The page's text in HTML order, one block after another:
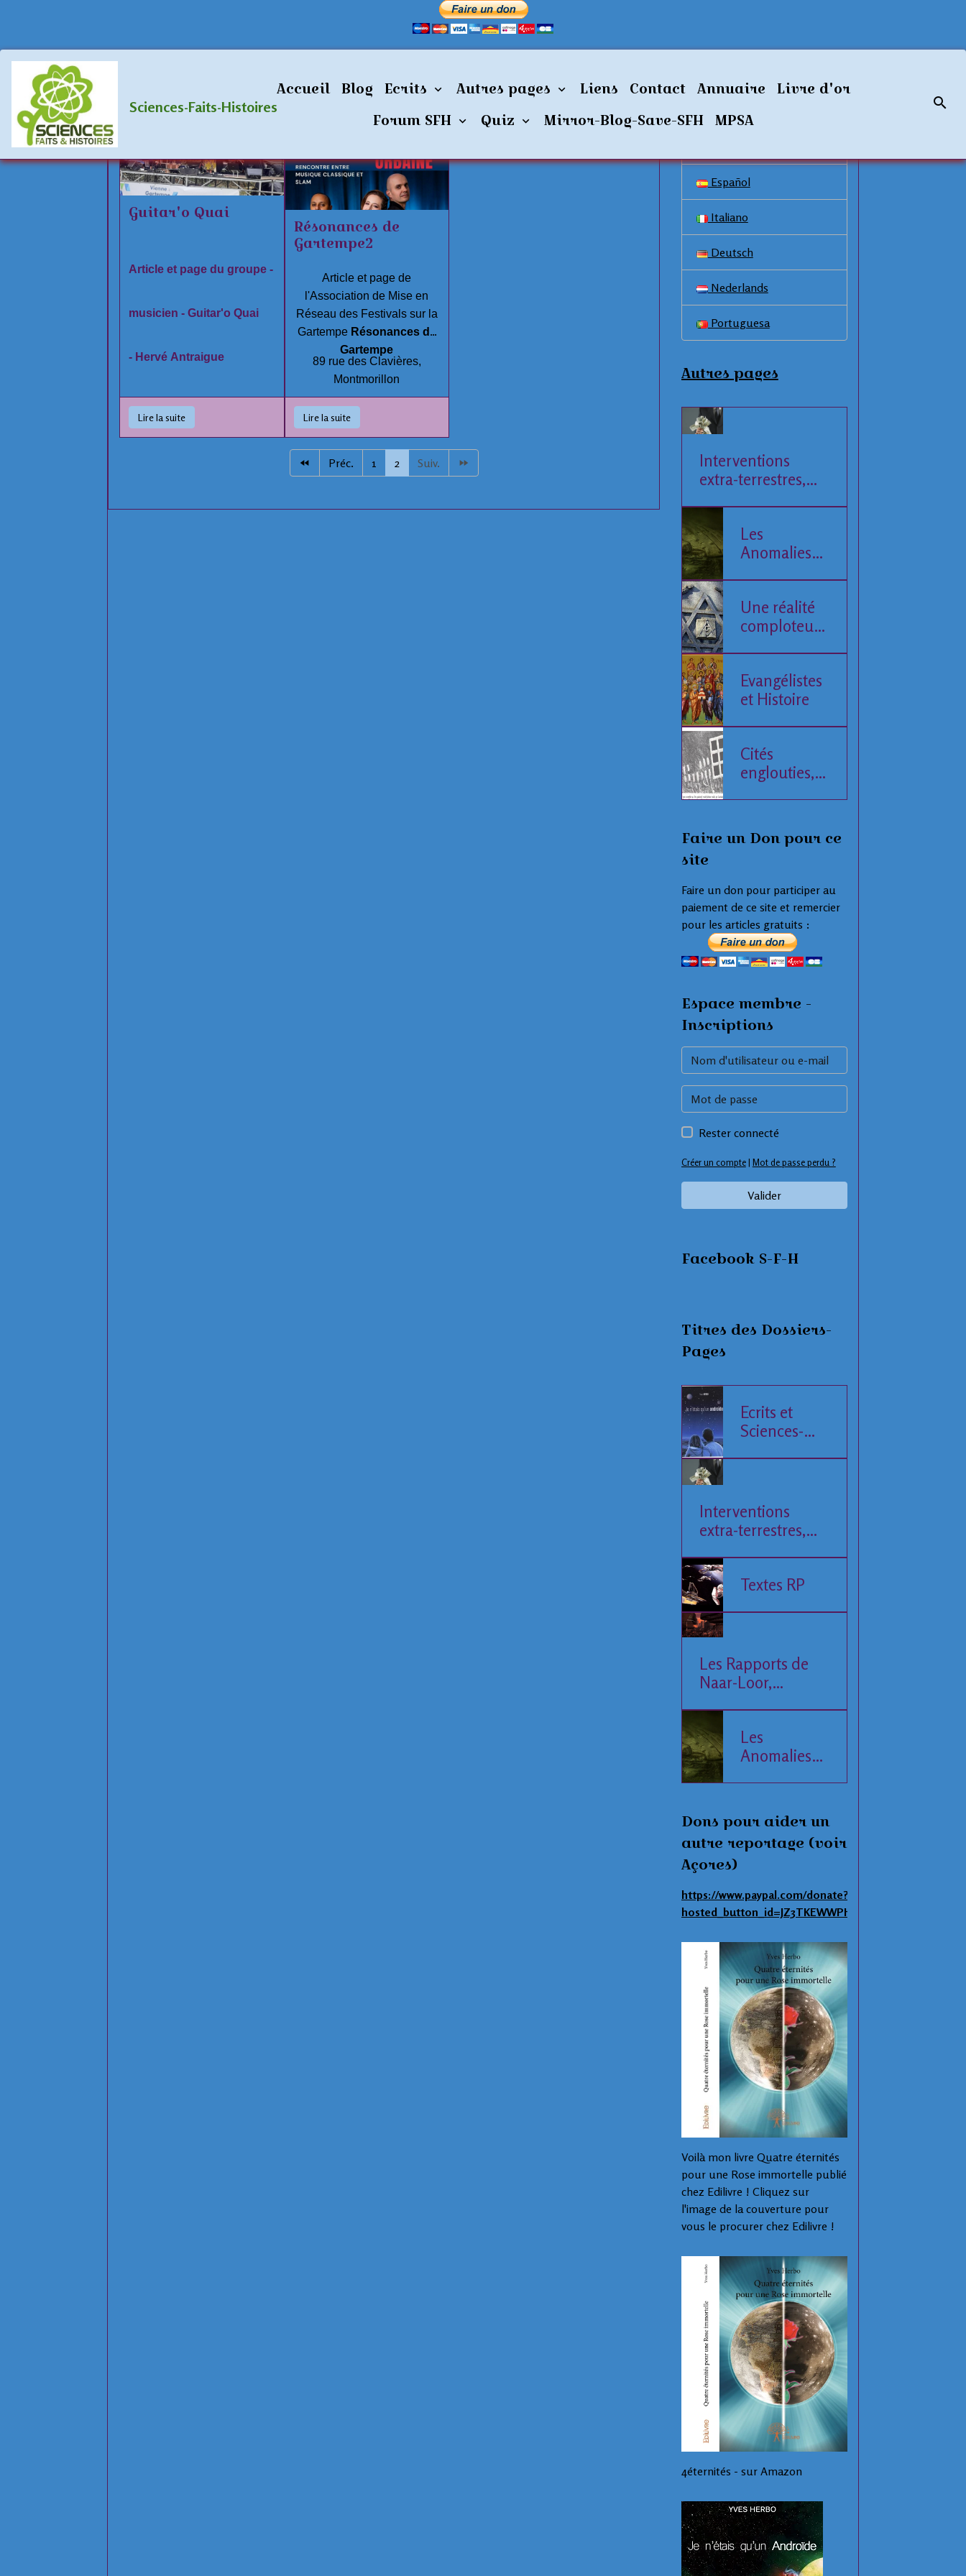
Sciences-Faits-Histoires
Accueil Blog Ecrits Autres pages Liens Contact Annuaire
Livre d'or
Forum SFH
Quiz Mirror-Blog-Save-SFH MPSA
Guitar'o Quai
Article et page du groupe -
musicien - Guitar'o Quai
- Hervé Antraigue
Lire la suite
Résonances de
Gartempe2
Article et page de
l'Association de Mise en
Réseau des Festivals sur la
Gartempe Résonances de
Gartempe
89 rue des Clavières,
Montmorillon
Lire la suite
Préc. 1 2 Suiv.
Français
Español
Italiano
Deutsch
Nederlands
Portuguesa
Autres pages
Interventions
extra-terrestres,
Les
Anomalies
Une réalité
comploteuse
Evangélistes
et Histoire
Cités
englouties,
Faire un Don pour ce
site
Faire un don pour participer au
paiement de ce site et remercier
pour les articles gratuits :
Espace membre -
Inscriptions
Rester connecté
Créer un compte| Mot de passe perdu ?
Valider
Facebook S-F-H
Titres des Dossiers-
Pages
Ecrits et
Sciences-
Interventions
extra-terrestres,
Economie
Textes RP
Les Rapports de
Naar-Loor,
Les
Anomalies
Dons pour aider un
autre reportage (voir
Açores)
https://www.paypal.com/donate?
hosted_button_id=JZ3TKEWWPHNAS
Voilà mon livre Quatre éternités
pour une Rose immortelle publié
chez Edilivre ! Cliquez sur
l'image de la couverture pour
vous le procurer chez Edilivre !
4éternités - sur Amazon